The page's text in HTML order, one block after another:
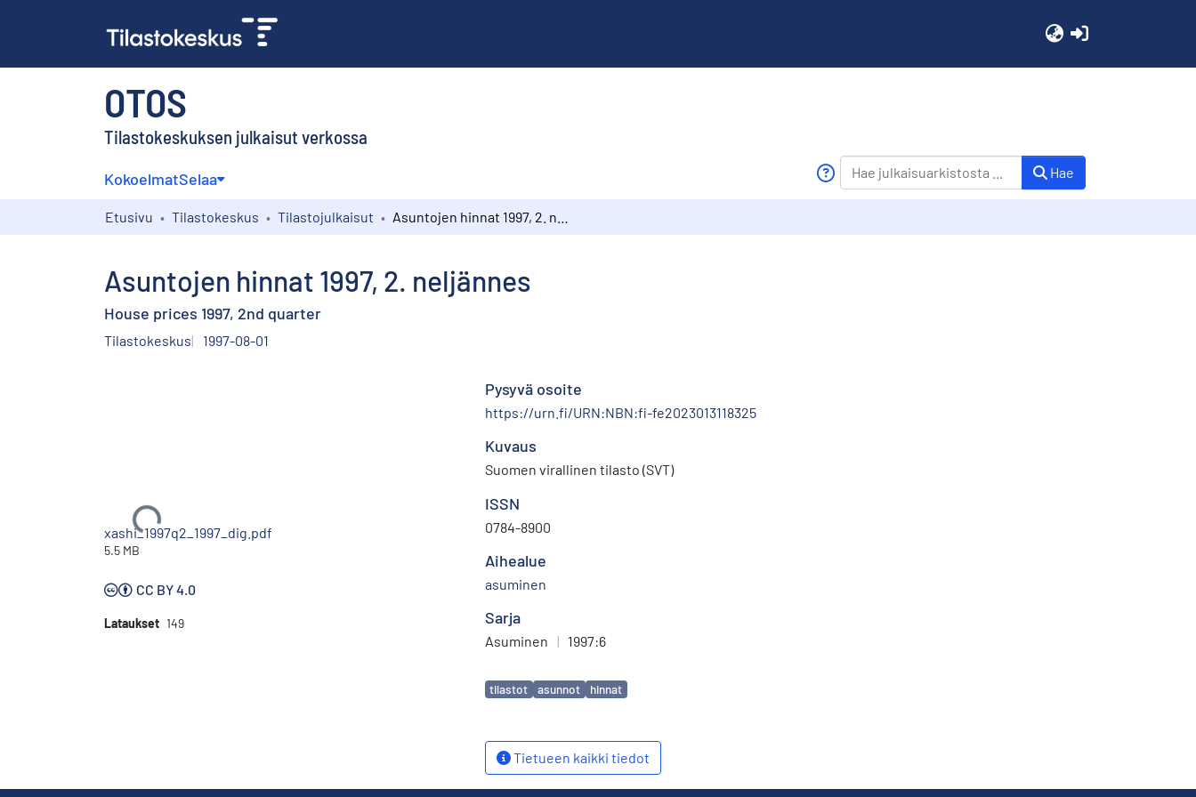
OTOS
Tilastokeskuksen julkaisut verkossa
KokoelmatSelaa Hae
Etusivu Tilastokeskus Tilastojulkaisut
Asuntojen hinnat 1997, 2. neljännes
House prices 1997, 2nd quarter
Tilastokeskus 1997-08-01
Ladataan...
xashi_1997q2_1997_dig.pdf
5.5 MB
CC BY 4.0
Lataukset 149
Pysyvä osoite
https://urn.fi/URN:NBN:fi-fe2023013118325
Kuvaus
Suomen virallinen tilasto (SVT)
ISSN
0784-8900
Aihealue
asuminen
Sarja
Asuminen | 1997:6
Avainsanat
tilastot asunnot hinnat
Tietueen kaikki tiedot